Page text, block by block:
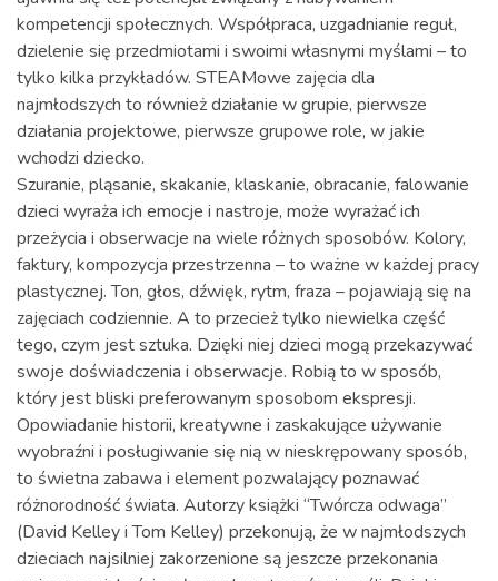
kompetencji społecznych. Współpraca, uzgadnianie reguł,
dzielenie się przedmiotami i swoimi własnymi myślami – to
tylko kilka przykładów. STEAMowe zajęcia dla
najmłodszych to również działanie w grupie, pierwsze
działania projektowe, pierwsze grupowe role, w jakie
wchodzi dziecko.
Szuranie, pląsanie, skakanie, klaskanie, obracanie, falowanie
dzieci wyraża ich emocje i nastroje, może wyrażać ich
przeżycia i obserwacje na wiele różnych sposobów. Kolory,
faktury, kompozycja przestrzenna – to ważne w każdej pracy
plastycznej. Ton, głos, dźwięk, rytm, fraza – pojawiają się na
zajęciach codziennie. A to przecież tylko niewielka część
tego, czym jest sztuka. Dzięki niej dzieci mogą przekazywać
swoje doświadczenia i obserwacje. Robią to w sposób,
który jest bliski preferowanym sposobom ekspresji.
Opowiadanie historii, kreatywne i zaskakujące używanie
wyobraźni i posługiwanie się nią w nieskrępowany sposób,
to świetna zabawa i element pozwalający poznawać
różnorodność świata. Autorzy książki “Twórcza odwaga”
(David Kelley i Tom Kelley) przekonują, że w najmłodszych
dzieciach najsilniej zakorzenione są jeszcze przekonania